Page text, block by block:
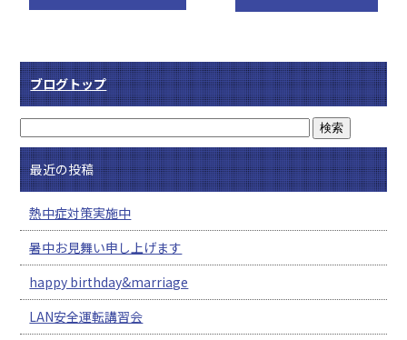
ブログトップ
最近の投稿
熱中症対策実施中
暑中お見舞い申し上げます
happy birthday&marriage
LAN安全運転講習会